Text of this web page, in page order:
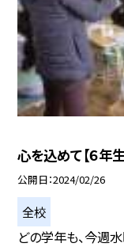
心を込めて【６年
公開日 2024/02/26
全校
どの学年も、今週